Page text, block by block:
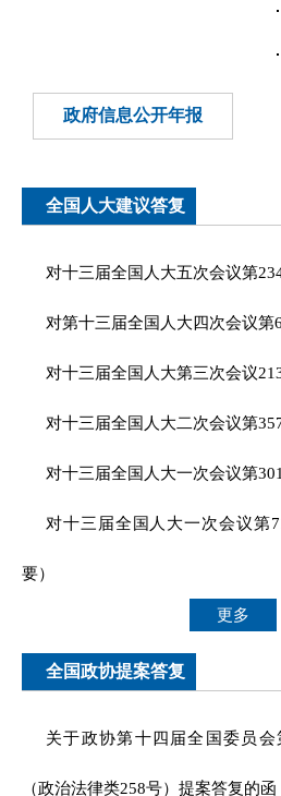
政府信息公开年报
全国人大建议答复
对十三届全国人大五次会议第
对第十三届全国人大四次会议第
对十三届全国人大第三次会议
对十三届全国人大二次会议第
对十三届全国人大一次会议第
对十三届全国人大一次会议第
要）
更多
全国政协提案答复
关于政协第十四届全国委员会
（政治法律类258号）提案答复的函